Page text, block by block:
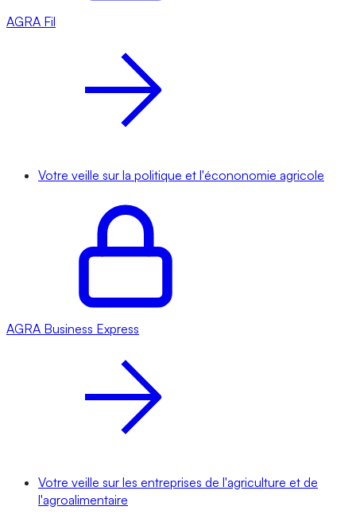
AGRA Fil
Votre veille sur la politique et l'écononomie agricole
AGRA Business Express
Votre veille sur les entreprises de l'agriculture et de
l'agroalimentaire